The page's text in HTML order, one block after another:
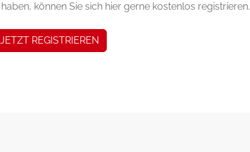
können Sie sich hier gerne kostenlos registrieren.
JETZT REGISTRIEREN